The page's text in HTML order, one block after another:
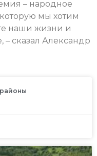
– народное
мы хотим
наши жизни и
– сказал Александр